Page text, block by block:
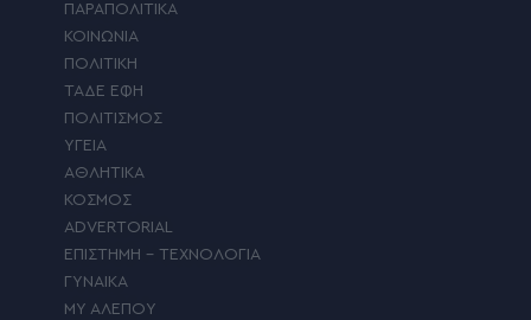
ΠΑΡΑΠΟΛΙΤΙΚΑ
ΚΟΙΝΩΝΙΑ
ΠΟΛΙΤΙΚΗ
ΤΑΔΕ ΕΦΗ
ΠΟΛΙΤΙΣΜΟΣ
ΥΓΕΙΑ
ΑΘΛΗΤΙΚΑ
ΚΟΣΜΟΣ
ADVERTORIAL
ΕΠΙΣΤΗΜΗ – ΤΕΧΝΟΛΟΓΙΑ
ΓΥΝΑΙΚΑ
MY ΑΛΕΠΟΥ